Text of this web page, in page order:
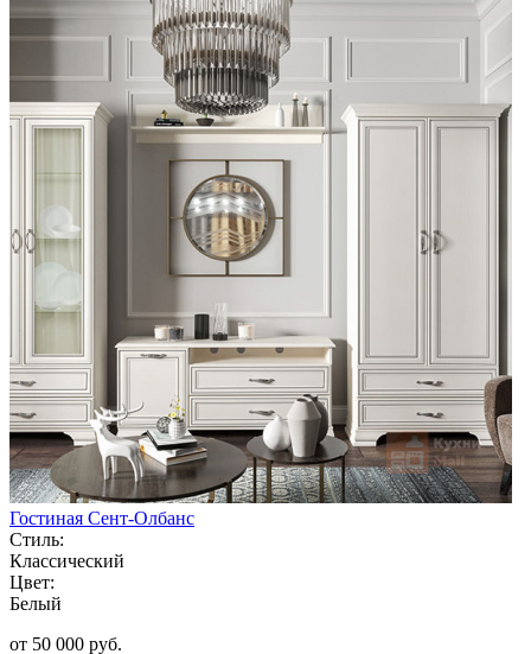
Гостиная Сент-Олбанс
Стиль:
Классический
Цвет:
Белый
от 50 000 руб.